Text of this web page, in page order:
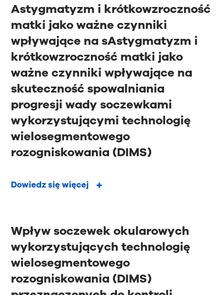
Astygmatyzm i krótkowzroczność
matki jako ważne czynniki
wpływające na sAstygmatyzm i
krótkowzroczność matki jako
ważne czynniki wpływające na
skuteczność spowalniania
progresji wady soczewkami
wykorzystującymi technologię
wielosegmentowego
rozogniskowania (DIMS)
Dowiedz się więcej
Wpływ soczewek okularowych
wykorzystujących technologię
wielosegmentowego
rozogniskowania (DIMS)